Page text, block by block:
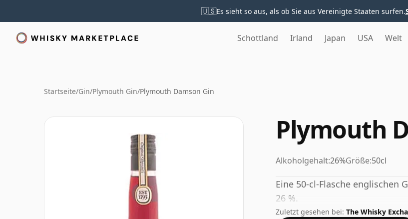
🇺🇸Es sieht so aus, als ob Sie aus Vereinigte Staaten surfen.
Schottland Irland Japan USA Welt
Startseite/Gin/Plymouth Gin/Plymouth Damson Gin
Plymouth
Alkoholgehalt:26%Größe:50cl
Eine 50-cl-Flasche englischen
26 %.
Zuletzt gesehen bei: The Whisky